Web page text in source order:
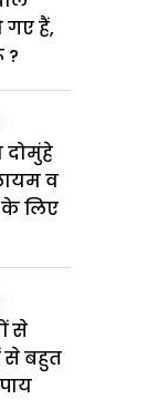
गए हैं,
?
दोमुंहे
व
लिए
से
से बहुत